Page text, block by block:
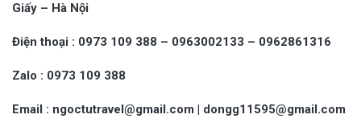
Giấy – Hà Nội
Điện thoại : 0973 109 388 – 0963002133 – 0962861316
Zalo : 0973 109 388
Email : ngoctutravel@gmail.com | dongg11595@gmail.com